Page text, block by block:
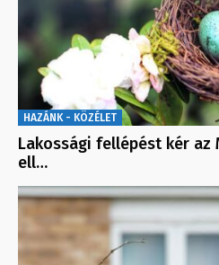
HAZÁNK - KÖZÉLET
Lakossági fellépést kér az
ell…